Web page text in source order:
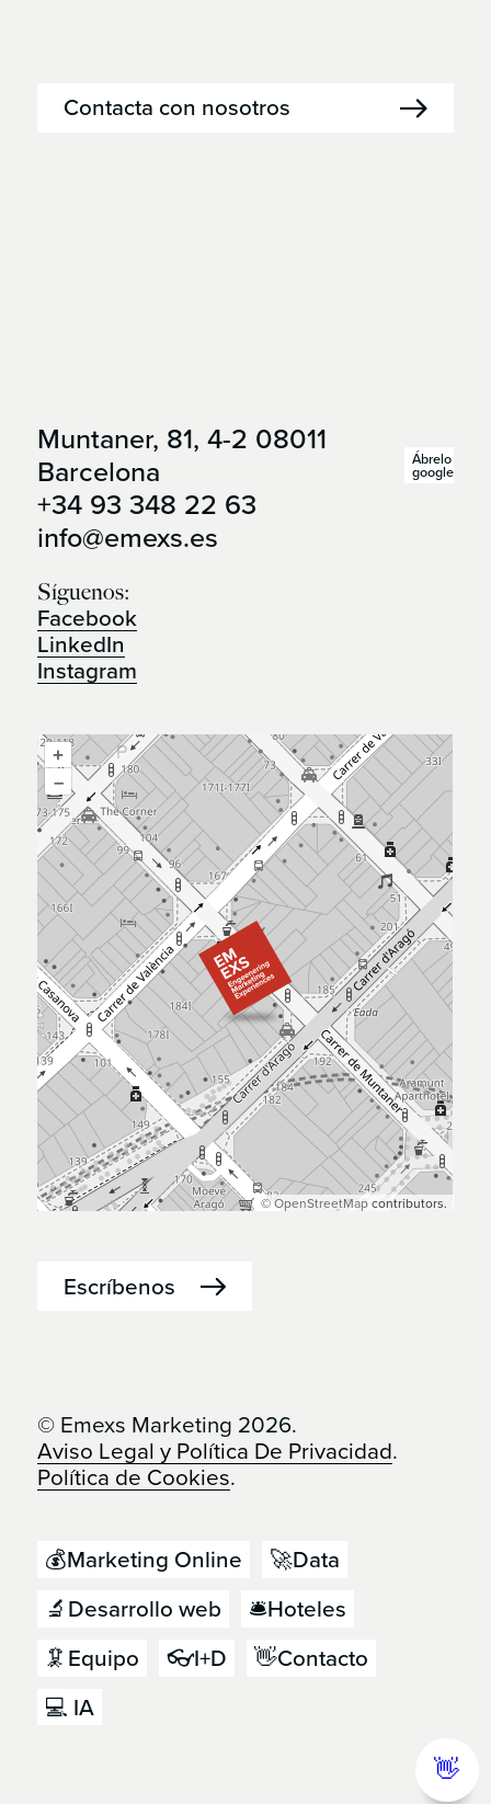
Contacta con nosotros
Muntaner, 81, 4-2 08011
Barcelona
Ábrelo en
google maps
+34 93 348 22 63
info@emexs.es
Síguenos:
Facebook
LinkedIn
Instagram
+
–
©OpenStreetMapcontributors.
Escríbenos
© Emexs Marketing 2026.
Aviso Legal y Política De Privacidad.
Política de Cookies.
💰Marketing Online
🚀Data
🔬Desarrollo web
🛎️Hoteles
🦑Equipo
👓I+D
👋Contacto
💻 IA
👋